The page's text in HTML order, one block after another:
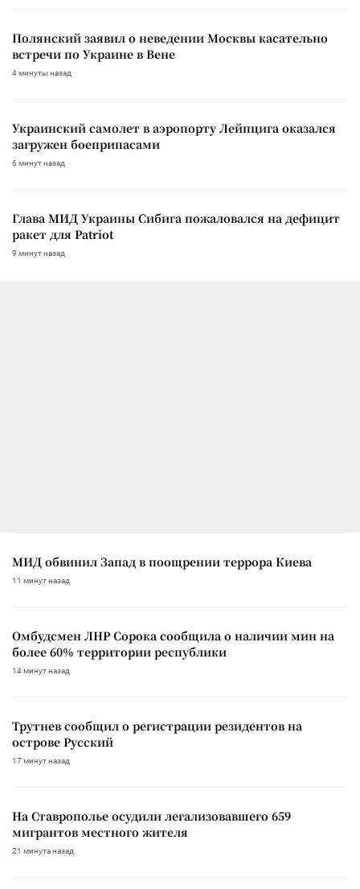
Полянский заявил о неведении Москвы касательно
встречи по Украине в Вене
4 минуты назад
Украинский самолет в аэропорту Лейпцига оказался
загружен боеприпасами
6 минут назад
Глава МИД Украины Сибига пожаловался на дефицит
ракет для Patriot
9 минут назад
МИД обвинил Запад в поощрении террора Киева
11 минут назад
Омбудсмен ЛНР Сорока сообщила о наличии мин на
более 60% территории республики
14 минут назад
Трутнев сообщил о регистрации резидентов на
острове Русский
17 минут назад
На Ставрополье осудили легализовавшего 659
мигрантов местного жителя
21 минута назад